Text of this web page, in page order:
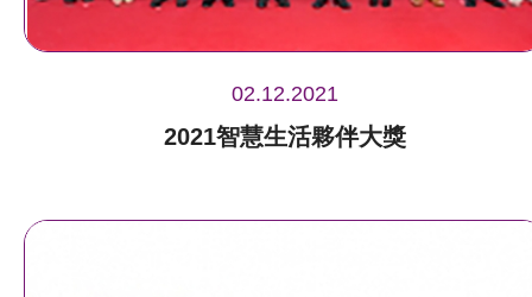
02.12.2021
2021智慧生活夥伴大獎